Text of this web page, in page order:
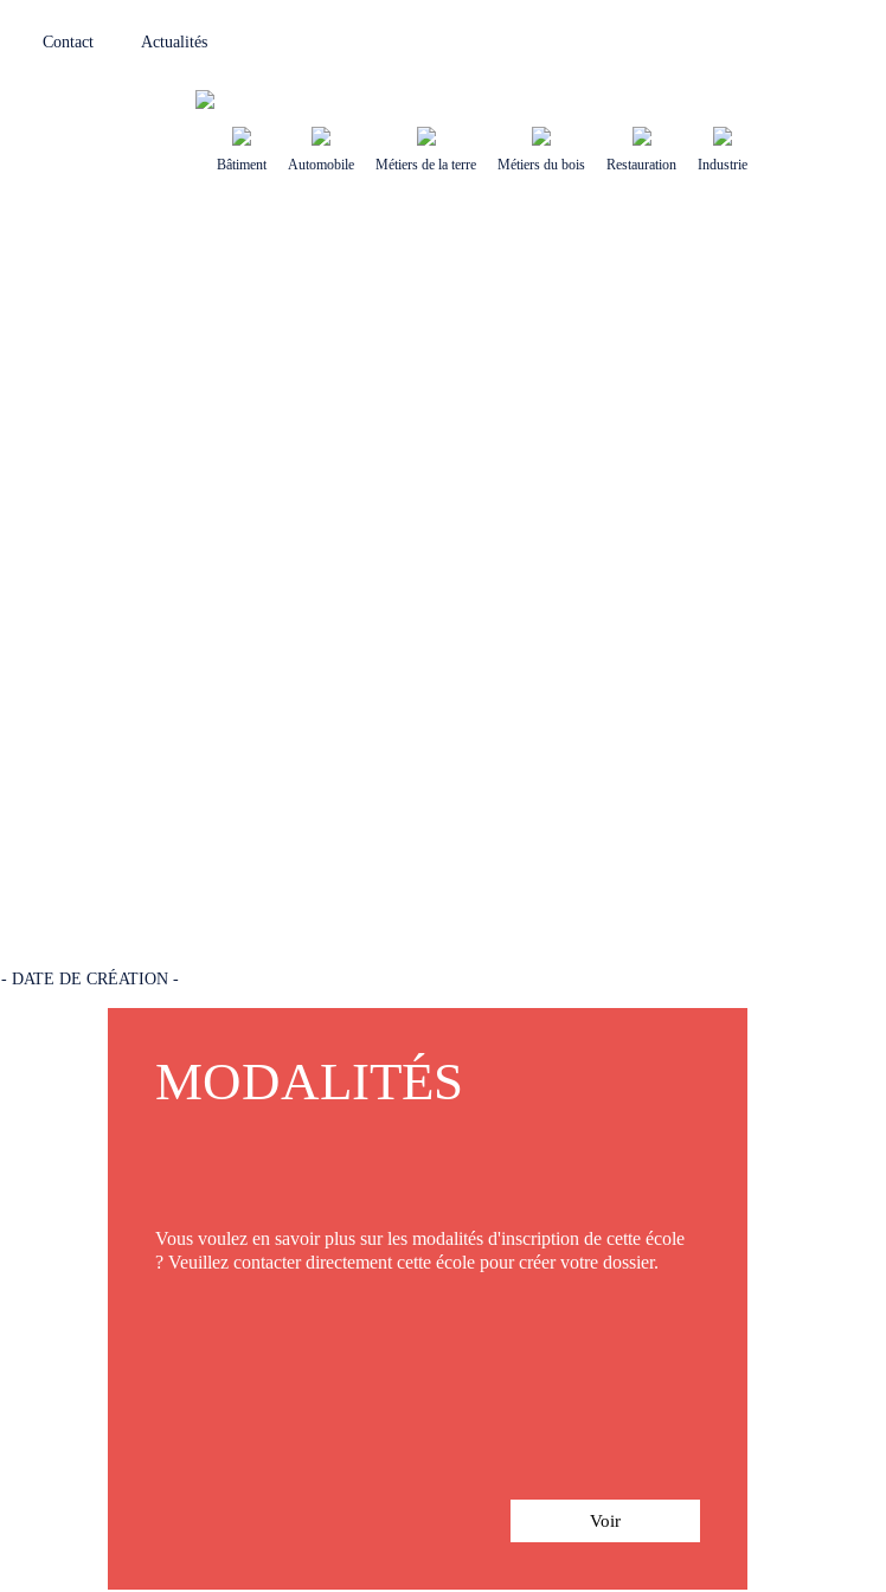
Contact Actualités
Bâtiment Automobile Métiers de la terre Métiers du bois Restauration Industrie
- DATE DE CRÉATION -
MODALITÉS
Vous voulez en savoir plus sur les modalités d'inscription de cette école
? Veuillez contacter directement cette école pour créer votre dossier.
Voir